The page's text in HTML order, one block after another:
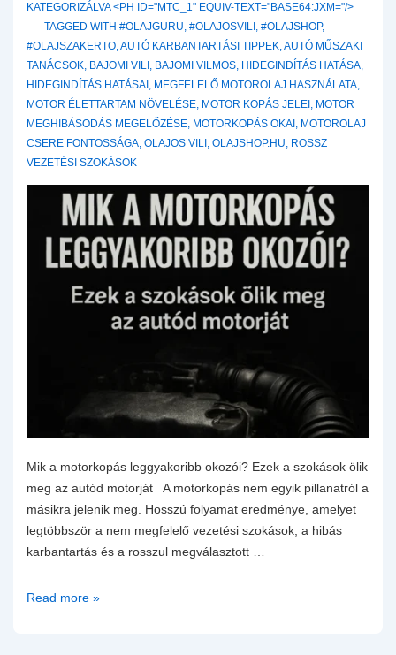
KATEGORIZÁLVA <PH ID="MTC_1" EQUIV-TEXT="BASE64:JXM="/>
TAGGED WITH #OLAJGURU, #OLAJOSVILI , #OLAJSHOP,
#OLAJSZAKERTO,AUTÓ KARBANTARTÁSI TIPPEK,AUTÓ MŰSZAKI
TANÁCSOK, BAJOMI VILI , BAJOMI VILMOS, HIDEGINDÍTÁS HATÁSA,
HIDEGINDÍTÁS HATÁSAI , MEGFELELŐ MOTOROLAJ HASZNÁLATA,
MOTOR ÉLETTARTAM NÖVELÉSE, MOTOR KOPÁS JELEI , MOTOR
MEGHIBÁSODÁS MEGELŐZÉSE, MOTORKOPÁS OKAI , MOTOROLAJ
CSERE FONTOSSÁGA, OLAJOS VILI , OLAJSHOP.HU, ROSSZ
VEZETÉSI SZOKÁSOK
Mik a motorkopás leggyakoribb okozói? Ezek a szokások ölik
meg az autód motorját A motorkopás nem egyik pillanatról a
másikra jelenik meg. Hosszú folyamat eredménye, amelyet
legtöbbször a nem megfelelő vezetési szokások, a hibás
karbantartás és a rosszul megválasztott …
Mik
Read more »